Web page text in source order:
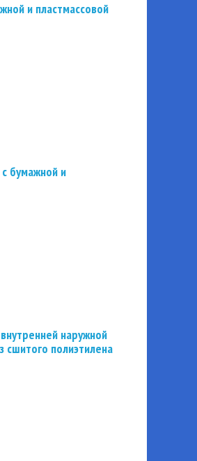
и пластмассовой
бумажной и
наружной
сшитого полиэтилена